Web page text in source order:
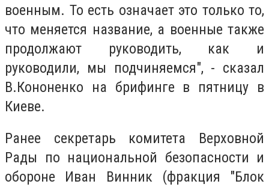
военным. То есть означает это только то,
что меняется название, а военные также
продолжают руководить, как и
руководили, мы подчиняемся", - сказал
В.Кононенко на брифинге в пятницу в
Киеве.
Ранее секретарь комитета Верховной
Рады по национальной безопасности и
обороне Иван Винник (фракция "Блок